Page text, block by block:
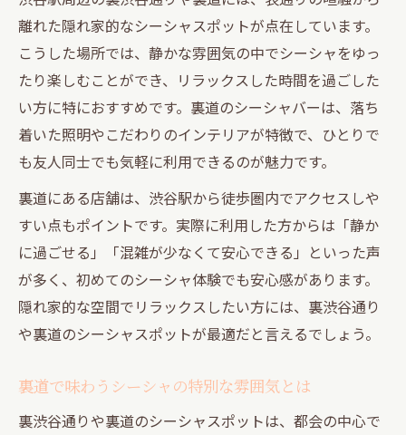
離れた隠れ家的なシーシャスポットが点在しています。
こうした場所では、静かな雰囲気の中でシーシャをゆっ
たり楽しむことができ、リラックスした時間を過ごした
い方に特におすすめです。裏道のシーシャバーは、落ち
着いた照明やこだわりのインテリアが特徴で、ひとりで
も友人同士でも気軽に利用できるのが魅力です。
裏道にある店舗は、渋谷駅から徒歩圏内でアクセスしや
すい点もポイントです。実際に利用した方からは「静か
に過ごせる」「混雑が少なくて安心できる」といった声
が多く、初めてのシーシャ体験でも安心感があります。
隠れ家的な空間でリラックスしたい方には、裏渋谷通り
や裏道のシーシャスポットが最適だと言えるでしょう。
裏道で味わうシーシャの特別な雰囲気とは
裏渋谷通りや裏道のシーシャスポットは、都会の中心で